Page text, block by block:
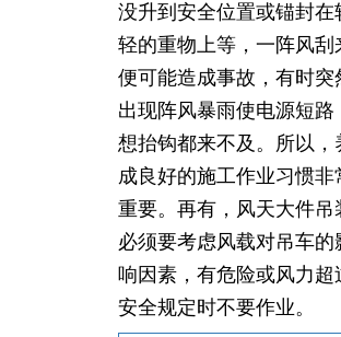
没升到安全位置或锚封在
轻的重物上等，一阵风刮
便可能造成事故，有时突
出现阵风暴雨使电源短路
想抬钩都来不及。所以，
成良好的施工作业习惯非
重要。再有，风天大件吊
必须要考虑风载对吊车的
响因素，有危险或风力超
安全规定时不要作业。